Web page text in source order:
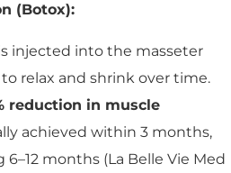
(Botox):
injected into the masseter
relax and shrink over time.
reduction in muscle
achieved within 3 months,
months (La Belle Vie Med